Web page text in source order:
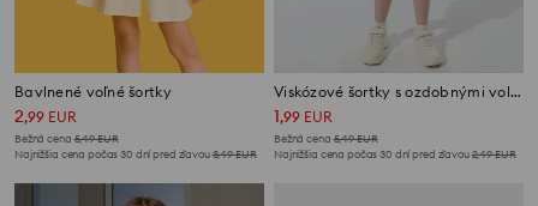
Bavlnené voľné šortky
2,99 EUR
Bežná cena 5,49EUR
Najnižšia cena počas 30 dní pred zľavou3,49EUR
Viskózové šortky s ozdobnými volánmi
1,99 EUR
Bežná cena 5,49EUR
Najnižšia cena počas 30 dní pred zľavou2,49EUR